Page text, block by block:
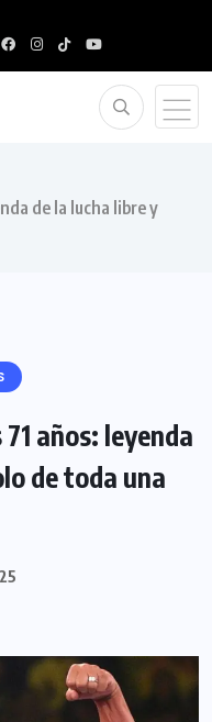
de la lucha libre y
años: leyenda
de toda una